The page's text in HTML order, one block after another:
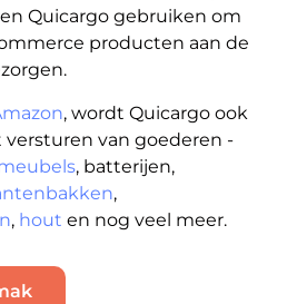
Quicargo gebruiken om
producten aan de
, wordt Quicargo ook
van goederen -
, batterijen,
,
, hout en nog veel meer.